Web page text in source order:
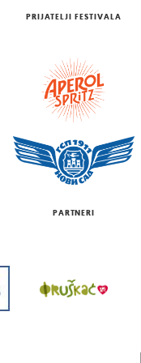
PRIJATELJI FESTIVALA
PARTNERI